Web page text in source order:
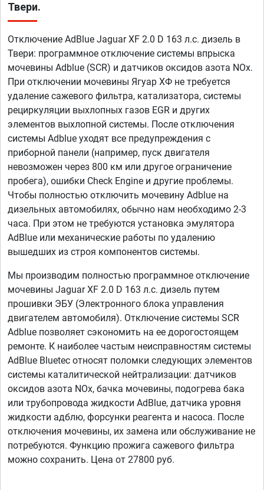
Твери.
Отключение AdBlue Jaguar XF 2.0 D 163 л.с. дизель в
Твери: программное отключение системы впрыска
мочевины Adblue (SCR) и датчиков оксидов азота NOx.
При отключении мочевины Ягуар ХФ не требуется
удаление сажевого фильтра, катализатора, системы
рециркуляции выхлопных газов EGR и других
элементов выхлопной системы. После отключения
системы Adblue уходят все предупреждения с
приборной панели (например, пуск двигателя
невозможен через 800 км или другое ограничение
пробега), ошибки Check Engine и другие проблемы.
Чтобы полностью отключить мочевину Adblue на
дизельных автомобилях, обычно нам необходимо 2-3
часа. При этом не требуются установка эмулятора
AdBlue или механические работы по удалению
вышедших из строя компонентов системы.
Мы производим полностью программное отключение
мочевины Jaguar XF 2.0 D 163 л.с. дизель путем
прошивки ЭБУ (Электронного блока управления
двигателем автомобиля). Отключение системы SCR
Adblue позволяет сэкономить на ее дорогостоящем
ремонте. К наиболее частым неисправностям системы
AdBlue Bluetec относят поломки следующих элементов
системы каталитической нейтрализации: датчиков
оксидов азота NOx, бачка мочевины, подогрева бака
или трубопровода жидкости AdBlue, датчика уровня
жидкости адблю, форсунки реагента и насоса. После
отключения мочевины, их замена или обслуживание не
потребуются. Функцию прожига сажевого фильтра
можно сохранить. Цена от 27800 руб.